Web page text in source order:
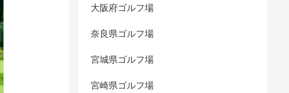
大阪府ゴルフ場
奈良県ゴルフ場
宮城県ゴルフ場
宮崎県ゴルフ場